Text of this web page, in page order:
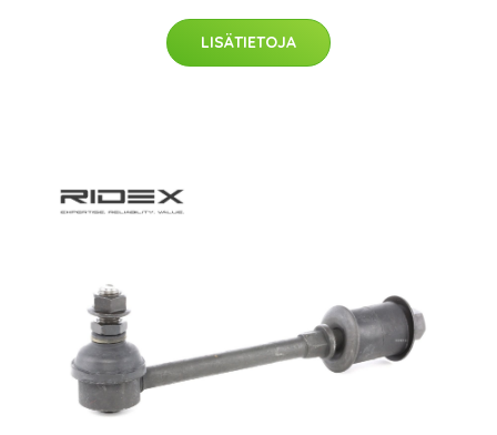
LISÄTIETOJA